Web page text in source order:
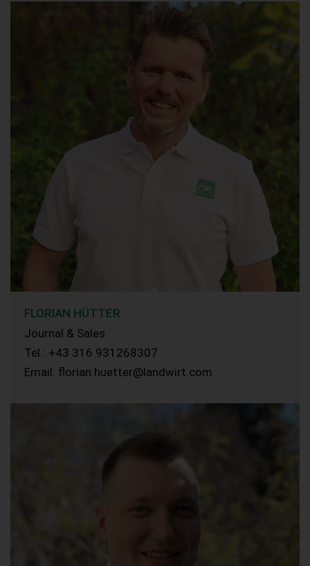
FLORIAN HÜTTER
Journal & Sales
Tel.: +43 316 931268307
Email: florian.huetter@landwirt.com